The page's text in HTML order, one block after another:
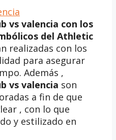
vs valencia con los
del Athletic
realizadas con los
para asegurar
Además ,
vs valencia son
a fin de que
, con lo que
y estilizado en